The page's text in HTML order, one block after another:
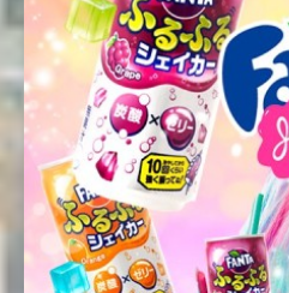
Nombre *
Email *